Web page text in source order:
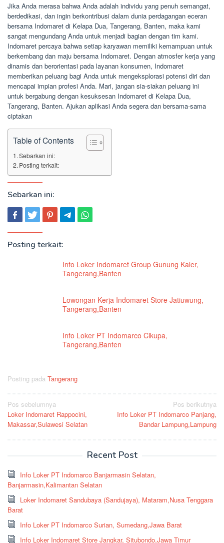
Jika Anda merasa bahwa Anda adalah individu yang penuh semangat,
berdedikasi, dan ingin berkontribusi dalam dunia perdagangan eceran
bersama Indomaret di Kelapa Dua, Tangerang, Banten, maka kami
sangat mengundang Anda untuk menjadi bagian dengan tim kami.
Indomaret percaya bahwa setiap karyawan memiliki kemampuan untuk
berkembang dan maju bersama Indomaret. Dengan atmosfer kerja yang
dinamis dan berorientasi pada layanan konsumen, Indomaret
memberikan peluang bagi Anda untuk mengeksplorasi potensi diri dan
mencapai impian profesi Anda. Mari, jangan sia-siakan peluang ini
untuk bergabung dengan kesuksesan Indomaret di Kelapa Dua,
Tangerang, Banten. Ajukan aplikasi Anda segera dan bersama-sama
ciptakan
Table of Contents
Sebarkan ini:
Posting terkait:
Sebarkan ini:
Posting terkait:
Info Loker Indomaret Group Gunung Kaler,
Tangerang,Banten
Lowongan Kerja Indomaret Store Jatiuwung,
Tangerang,Banten
Info Loker PT Indomarco Cikupa,
Tangerang,Banten
Posting pada Tangerang
Navigasi
pos
Pos sebelumnya
Loker Indomaret Rappocini,
Makassar,Sulawesi Selatan
Pos berikutnya
Info Loker PT Indomarco Panjang,
Bandar Lampung,Lampung
Recent Post
Info Loker PT Indomarco Banjarmasin Selatan,
Banjarmasin,Kalimantan Selatan
Loker Indomaret Sandubaya (Sandujaya), Mataram,Nusa Tenggara
Barat
Info Loker PT Indomarco Surian, Sumedang,Jawa Barat
Info Loker Indomaret Store Jangkar, Situbondo,Jawa Timur